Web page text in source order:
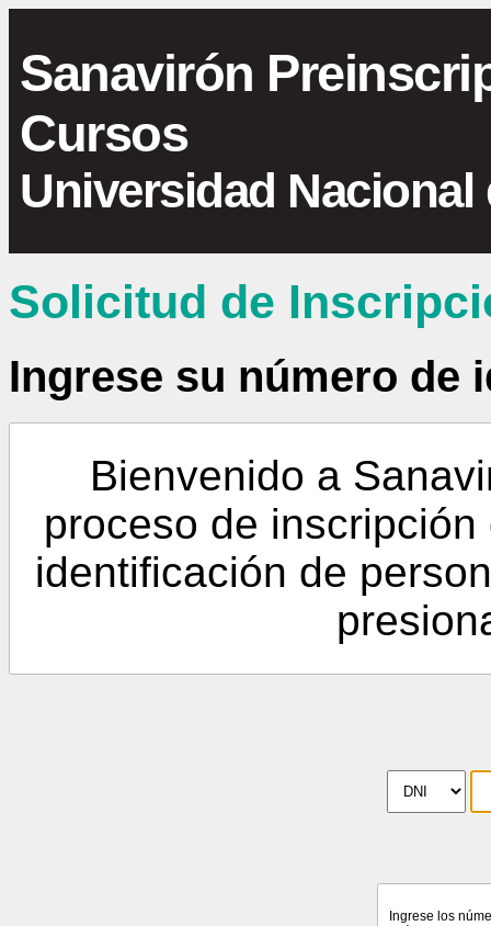
Sanavirón
Cursos
Universidad Nacional
Solicitud de
Ingrese su número de
Bienvenido a
proceso de
identificación de
Ingrese los